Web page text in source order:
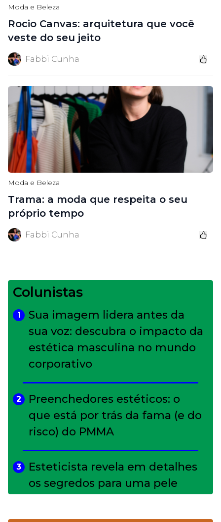
Moda e Beleza
Rocio Canvas: arquitetura que você
veste do seu jeito
Fabbi Cunha
Moda e Beleza
Trama: a moda que respeita o seu
próprio tempo
Fabbi Cunha
Colunistas
1
Sua imagem lidera antes da
sua voz: descubra o impacto da
estética masculina no mundo
corporativo
2
Preenchedores estéticos: o
que está por trás da fama (e do
risco) do PMMA
3
Esteticista revela em detalhes
os segredos para uma pele